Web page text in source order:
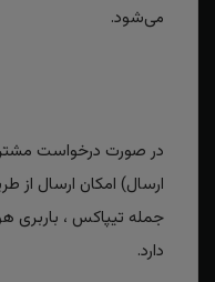
می‌شود.
در صورت درخواست
ارسال) امکان ارسال
جمله تیپاکس ، باربری
دارد.